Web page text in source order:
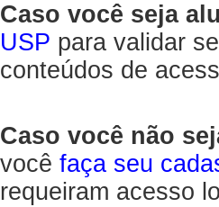
Caso você seja
USP para validar
conteúdos de
Caso você não
você faça seu
requeiram acesso